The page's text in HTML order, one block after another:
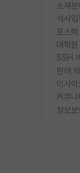
소재
대학
편애
이사
커뮤